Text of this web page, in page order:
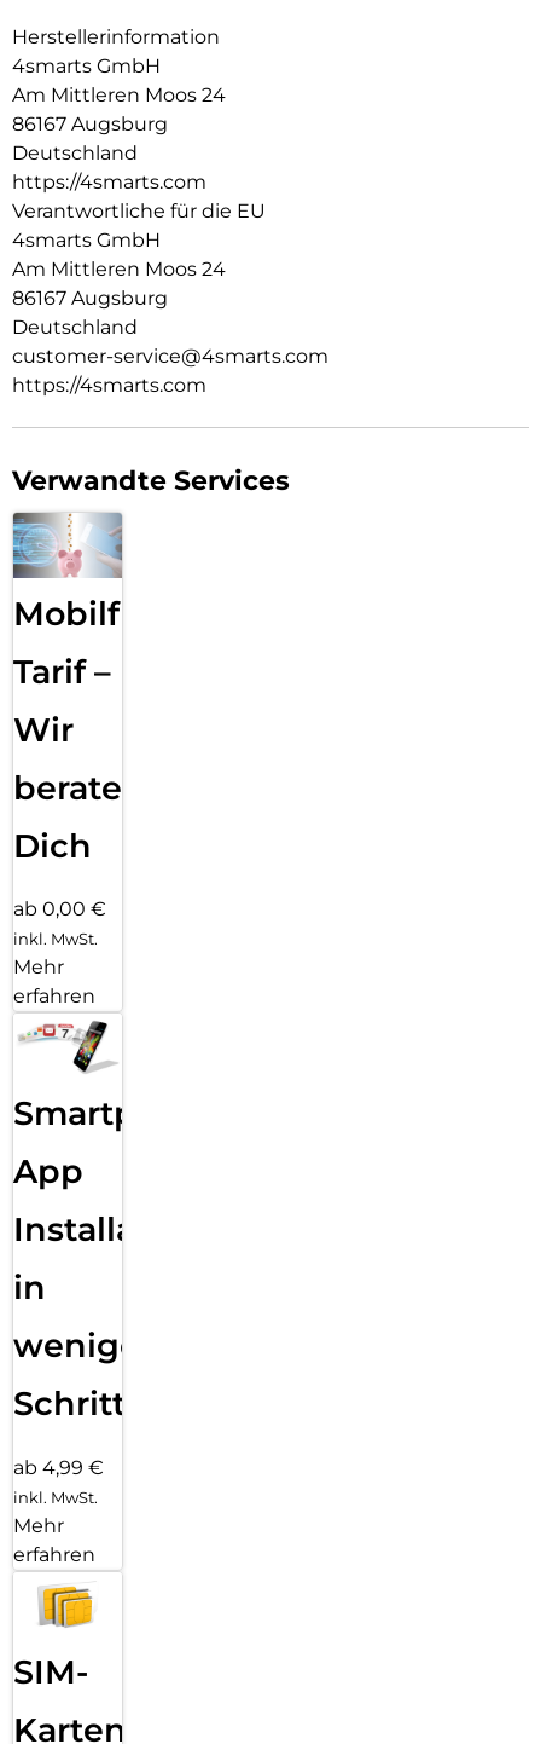
Herstellerinformation
4smarts GmbH
Am Mittleren Moos 24
86167 Augsburg
Deutschland
https://4smarts.com
Verantwortliche für die EU
4smarts GmbH
Am Mittleren Moos 24
86167 Augsburg
Deutschland
customer-service@4smarts.com
https://4smarts.com
Verwandte Services
Mobilfunk
Tarif –
Wir
beraten
Dich
ab 0,00 €
inkl. MwSt.
Mehr
erfahren
Smartphone
App
Installation
in
wenigen
Schritten
ab 4,99 €
inkl. MwSt.
Mehr
erfahren
SIM-
Karten